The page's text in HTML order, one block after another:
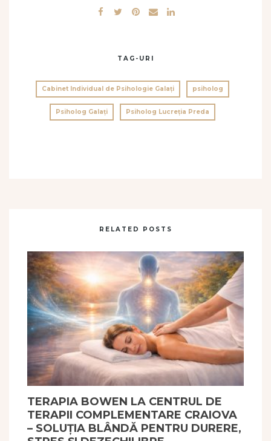
TAG-URI
Cabinet Individual de Psihologie Galați psiholog
Psiholog Galați Psiholog Lucreția Preda
RELATED POSTS
TERAPIA BOWEN LA CENTRUL DE
TERAPII COMPLEMENTARE CRAIOVA
– SOLUȚIA BLÂNDĂ PENTRU DURERE,